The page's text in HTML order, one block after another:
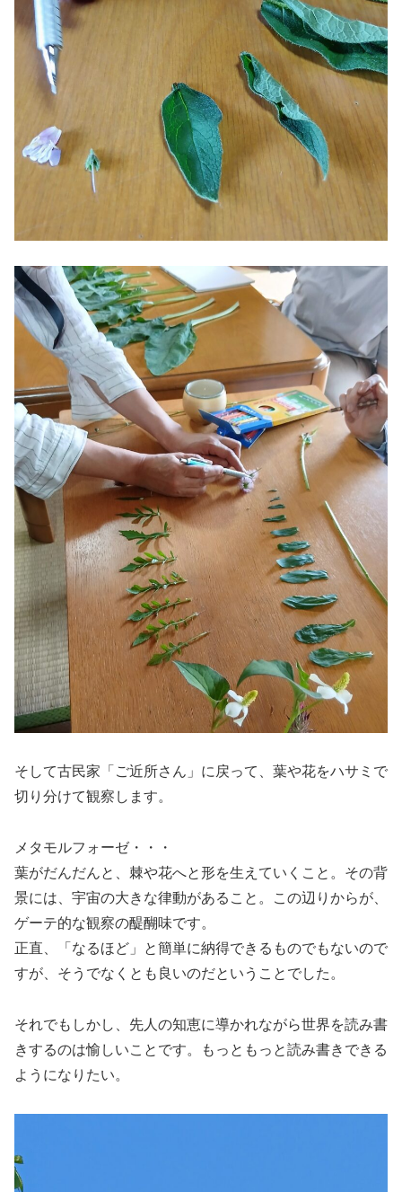
そして古民家「ご近所さん」に戻って、葉や花をハサミで
切り分けて観察します。
メタモルフォーゼ・・・
葉がだんだんと、棘や花へと形を生えていくこと。その背
景には、宇宙の大きな律動があること。この辺りからが、
ゲーテ的な観察の醍醐味です。
正直、「なるほど」と簡単に納得できるものでもないので
すが、そうでなくとも良いのだということでした。
それでもしかし、先人の知恵に導かれながら世界を読み書
きするのは愉しいことです。もっともっと読み書きできる
ようになりたい。